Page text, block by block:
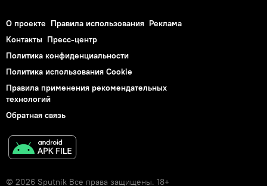
О проекте Правила использования Реклама
Контакты Пресс-центр
Политика конфиденциальности
Политика использования Cookie
Правила применения рекомендательных
технологий
Обратная связь
© 2026 Sputnik Все права защищены. 18+